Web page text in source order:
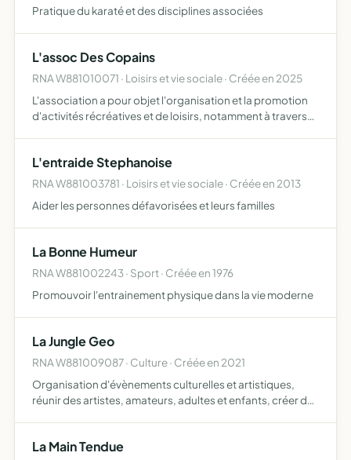
Pratique du karaté et des disciplines associées
L'assoc Des Copains
RNA W881010071 · Loisirs et vie sociale · Créée en 2025
L'association a pour objet l'organisation et la promotion
d'activités récréatives et de loisirs, notamment à travers
L'entraide Stephanoise
RNA W881003781 · Loisirs et vie sociale · Créée en 2013
Aider les personnes défavorisées et leurs familles
La Bonne Humeur
RNA W881002243 · Sport · Créée en 1976
Promouvoir l'entrainement physique dans la vie moderne
La Jungle Geo
RNA W881009087 · Culture · Créée en 2021
Organisation d'évènements culturelles et artistiques,
réunir des artistes, amateurs, adultes et enfants, créer du
La Main Tendue